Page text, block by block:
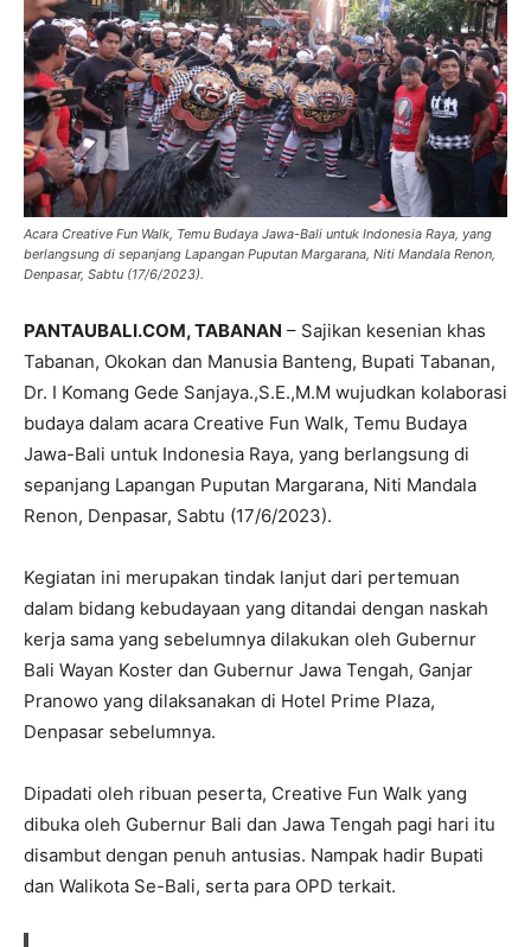
Acara Creative Fun Walk, Temu Budaya Jawa-Bali untuk Indonesia Raya, yang
berlangsung di sepanjang Lapangan Puputan Margarana, Niti Mandala Renon,
Denpasar, Sabtu (17/6/2023).
PANTAUBALI.COM, TABANAN – Sajikan kesenian khas
Tabanan, Okokan dan Manusia Banteng, Bupati Tabanan,
Dr. I Komang Gede Sanjaya.,S.E.,M.M wujudkan kolaborasi
budaya dalam acara Creative Fun Walk, Temu Budaya
Jawa-Bali untuk Indonesia Raya, yang berlangsung di
sepanjang Lapangan Puputan Margarana, Niti Mandala
Renon, Denpasar, Sabtu (17/6/2023).
Kegiatan ini merupakan tindak lanjut dari pertemuan
dalam bidang kebudayaan yang ditandai dengan naskah
kerja sama yang sebelumnya dilakukan oleh Gubernur
Bali Wayan Koster dan Gubernur Jawa Tengah, Ganjar
Pranowo yang dilaksanakan di Hotel Prime Plaza,
Denpasar sebelumnya.
Dipadati oleh ribuan peserta, Creative Fun Walk yang
dibuka oleh Gubernur Bali dan Jawa Tengah pagi hari itu
disambut dengan penuh antusias. Nampak hadir Bupati
dan Walikota Se-Bali, serta para OPD terkait.